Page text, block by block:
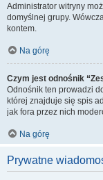
Administrator witryny
domyślnej grupy.
kontem.
Na górę
Czym jest odnośnik
Odnośnik ten prowadzi
której znajduje się spis
jak fora przez nich
Na górę
Prywatne